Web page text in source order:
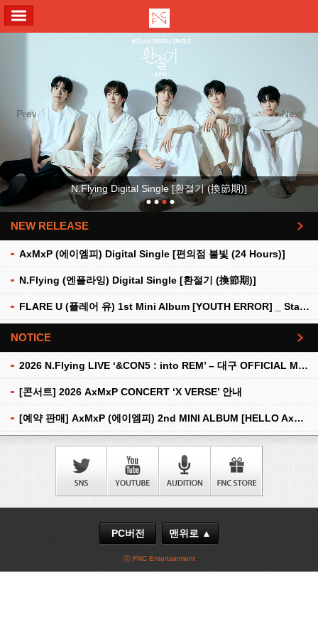
Previous Next
N.Flying Digital Single [환절기 (換節期)]
NEW RELEASE
AxMxP (에이엠피) Digital Single [편의점 불빛 (24 Hours)]
N.Flying (엔플라잉) Digital Single [환절기 (換節期)]
FLARE U (플레어 유) 1st Mini Album [YOUTH ERROR] _ Stationery Kit Ver.
더보기
NOTICE
2026 N.Flying LIVE ‘&CON5 : into REM’ – 대구 OFFICIAL MD 현장 판매 안내
[콘서트] 2026 AxMxP CONCERT ‘X VERSE’ 안내
[예약 판매] AxMxP (에이엠피) 2nd MINI ALBUM [HELLO AxMxP] 예약 판매 안내
더보기
PC버전 맨위로 ▲
ⓒ FNC Entertainment